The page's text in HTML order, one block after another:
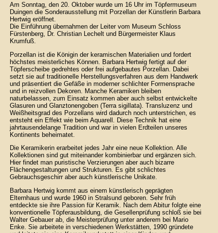
Am Sonntag, den 20. Oktober wurde um 16 Uhr im Töpfermuseum
Duingen die Sonderausstellung mit Porzellan der Künstlerin Barbara
Hertwig eröffnet.
Die Einführung übernahmen der Leiter vom Museum Schloss
Fürstenberg, Dr. Christian Lechelt und Bürgermeister Klaus
Krumfuß.
Porzellan ist die Königin der keramischen Materialien und fordert
höchstes meisterliches Können. Barbara Hertwig fertigt auf der
Töpferscheibe gedrehtes oder frei aufgebautes Porzellan. Dabei
setzt sie auf traditionelle Herstellungsverfahren aus dem Handwerk
und präsentiert die Gefäße in moderner schlichter Formensprache
und in reizvollen Dekoren. Manche Keramiken bleiben
naturbelassen, zum Einsatz kommen aber auch selbst entwickelte
Glasuren und Glanztonengoben (Terra sigillata). Transluzenz und
Weißheitsgrad des Porzellans wird dadurch noch unterstrichen, es
entsteht ein Effekt wie beim Aquarell. Diese Technik hat eine
jahrtausendelange Tradition und war in vielen Erdteilen unseres
Kontinents beheimatet.
Die Keramikerin erarbeitet jedes Jahr eine neue Kollektion. Alle
Kollektionen sind gut miteinander kombinierbar und ergänzen sich.
Hier findet man puristische Verzierungen aber auch bizarre
Flächengestaltungen und Strukturen. Es gibt schlichtes
Gebrauchsgeschirr aber auch künstlerische Unikate.
Barbara Hertwig kommt aus einem künstlerisch geprägten
Elternhaus und wurde 1960 in Stralsund geboren. Sehr früh
entdeckte sie ihre Passion für Keramik. Nach dem Abitur folgte eine
konventionelle Töpferausbildung, die Gesellenprüfung schloß sie bei
Walter Gebauer ab, die Meisterprüfung unter anderem bei Mario
Enke. Sie arbeitete in verschiedenen Werkstätten, 1990 gründete